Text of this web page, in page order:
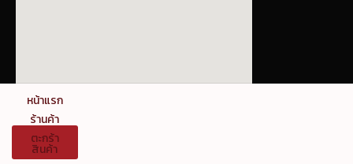
หน้าแรก
ร้านค้า
ตะกร้า
สินค้า
© The Stronghold SIAM : Gateway to Board
ข้อกำหนดและเงื่อนไขการใช้งาน นโยบายความเป็นส่วน